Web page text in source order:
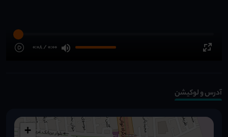
0:00 / 0:08
آدرس و لوکیشن
+